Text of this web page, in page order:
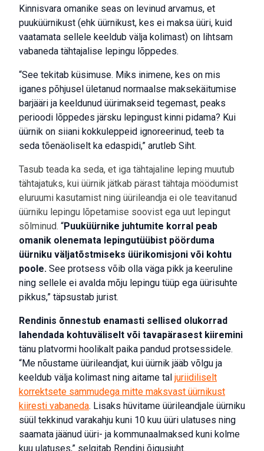
Kinnisvara omanike seas on levinud arvamus, et
puuküürnikust (ehk üürnikust, kes ei maksa üüri, kuid
vaatamata sellele keeldub välja kolimast) on lihtsam
vabaneda tähtajalise lepingu lõppedes.
“See tekitab küsimuse. Miks inimene, kes on mis
iganes põhjusel ületanud normaalse maksekäitumise
barjääri ja keeldunud üürimakseid tegemast, peaks
perioodi lõppedes järsku lepingust kinni pidama? Kui
üürnik on siiani kokkuleppeid ignoreerinud, teeb ta
seda tõenäoliselt ka edaspidi,” arutleb Siht.
Tasub teada ka seda, et iga tähtajaline leping muutub
tähtajatuks, kui üürnik jätkab pärast tähtaja möödumist
eluruumi kasutamist ning üürileandja ei ole teavitanud
üürniku lepingu lõpetamise soovist ega uut lepingut
sõlminud. “Puuküürnike juhtumite korral peab
omanik olenemata lepingutüübist pöörduma
üürniku väljatõstmiseks üürikomisjoni või kohtu
poole. See protsess võib olla väga pikk ja keeruline
ning sellele ei avalda mõju lepingu tüüp ega üürisuhte
pikkus,” täpsustab jurist.
Rendinis õnnestub enamasti sellised olukorrad
lahendada kohtuväliselt või tavapärasest kiiremini
tänu platvormi hoolikalt paika pandud protsessidele.
“Me nõustame üürileandjat, kui üürnik jääb võlgu ja
keeldub välja kolimast ning aitame tal juriidiliselt
korrektsete sammudega mitte maksvast üürnikust
kiiresti vabaneda. Lisaks hüvitame üürileandjale üürniku
süül tekkinud varakahju kuni 10 kuu üüri ulatuses ning
saamata jäänud üüri- ja kommunaalmaksed kuni kolme
kuu ulatuses,” selgitab Rendini õigusjuht.